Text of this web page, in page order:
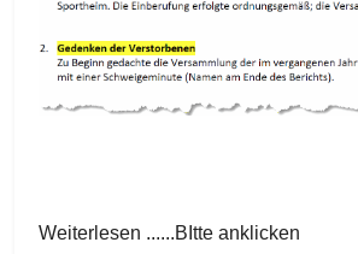
Weiterlesen ......BItte anklicken